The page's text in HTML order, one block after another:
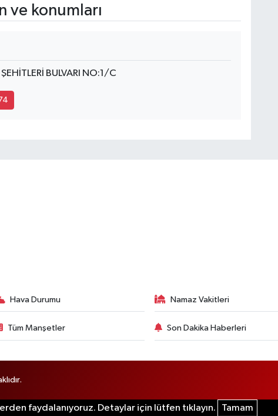
ve konumları
BULVARI NO:1/C
Hava Durumu Namaz Vakitleri
Tüm Manşetler Son Dakika Haberleri
faydalanıyoruz. Detaylar için lütfen tıklayın. Tamam